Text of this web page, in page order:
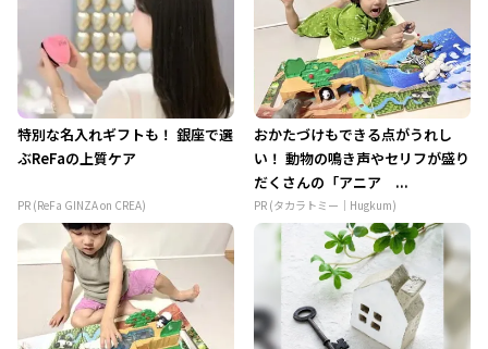
特別な名入れギフトも！ 銀座で選
ぶReFaの上質ケア
PR (ReFa GINZA on CREA)
おかたづけもできる点がうれし
い！ 動物の鳴き声やセリフが盛り
だくさんの「アニア ...
PR (タカラトミー｜Hugkum)